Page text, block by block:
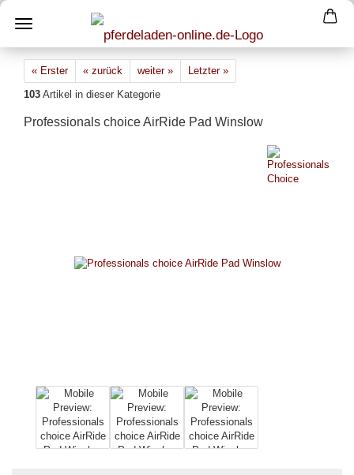
« Erster « zurück weiter »
Letzter »
103 Artikel in dieser Kategorie
Professionals choice AirRide Pad Winslow